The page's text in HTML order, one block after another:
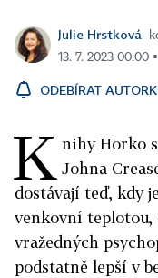
Julie Hrstková
13. 7. 2023 00:00
ODEBÍRAT
K nihy Horko
Johna
dostávají teď, kdy
venkovní teplotou,
vražedných
podstatně lepší v